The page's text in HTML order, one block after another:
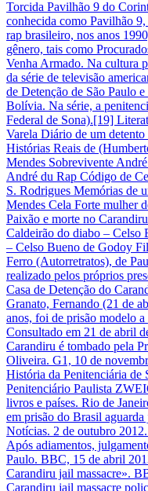
Torcida Pavilhão 9 do
conhecida como Pavilhão
rap brasileiro, nos anos
gênero, tais como
Venha Armado. Na cultura
da série de televisão
de Detenção de São Paulo
Bolívia. Na série, a
Federal de Sona).[19]
Varela Diário de um
Histórias Reais de
Mendes Sobrevivente
André du Rap Código de
S. Rodrigues Memórias de
Mendes Cela Forte mulher
Paixão e morte no
Caldeirão do diabo – Celso
– Celso Bueno de Godoy
Ferro (Autorretratos), de
realizado pelos próprios
Casa de Detenção do
Granato, Fernando (21 de
anos, foi de prisão modelo
Consultado em 21 de abril
Carandiru é tombado pela
Oliveira. G1, 10 de
História da Penitenciária de
Penitenciário Paulista
livros e países. Rio de
em prisão do Brasil
Notícias. 2 de outubro
Após adiamentos,
Paulo. BBC, 15 de abril
Carandiru jail massacre».
Carandiru jail massacre